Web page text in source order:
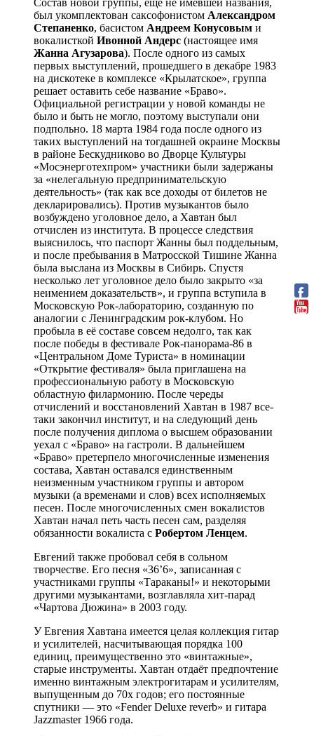
был укомплектован саксофонистом Александром
Степаненко, басистом Андреем Конусовым и
вокалисткой Ивонной Андерс (настоящее имя
Жанна Агузарова). После одного из самых
первых выступлений, прошедшего в декабре 1983
на дискотеке в комплексе «Крылатское», группа
решает оставить себе название «Браво».
Официальной регистрации у новой команды не
было и быть не могло, поэтому выступали они
подпольно. 18 марта 1984 года после одного из
таких выступлений на тогдашней окраине Москвы
в районе Бескудниково во Дворце Культуры
«Мосэнерготехпром» участники были задержаны
за «нелегальную предпринимательскую
деятельность» (так как все доходы от билетов не
декларировались). Против музыкантов было
возбуждено уголовное дело, а Хавтан был
отчислен из института. В процессе следствия
выяснилось, что паспорт Жанны был поддельным,
и после пребывания в Матросской Тишине Жанна
была выслана из Москвы в Сибирь. Спустя
несколько лет уголовное дело было закрыто «за
неимением доказательств», и группа вступила в
Московскую Рок-лабораторию, созданную по
аналогии с Ленинградским рок-клубом. Но
пробыла в её составе совсем недолго, так как
после победы в фестивале Рок-панорама-86 в
«Центральном Доме Туриста» в номинации
«Открытие фестиваля» была приглашена на
профессиональную работу в Московскую
областную филармонию. После череды
отчислений и восстановлений Хавтан в 1987 все-
таки закончил институт, и на следующий день
после получения диплома о высшем образовании
уехал с «Браво» на гастроли. В дальнейшем
«Браво» претерпело многочисленные изменения
состава, Хавтан оставался единственным
неизменным участником группы и автором
музыки (а временами и слов) всех исполняемых
песен. После многочисленных смен вокалистов
Хавтан начал петь часть песен сам, разделяя
обязанности вокалиста с Робертом Ленцем.
Евгений также пробовал себя в сольном
творчестве. Его песня «36’6», записанная с
участниками группы «Тараканы!» и некоторыми
другими музыкантами, возглавляла хит-парад
«Чартова Дюжина» в 2003 году.
У Евгения Хавтана имеется целая коллекция гитар
и усилителей, насчитывающая порядка 100
единиц, преимущественно это «винтажные»,
старые инструменты. Хавтан отдаёт предпочтение
именно винтажным электрогитарам и усилителям,
выпущенным до 70х годов; его постоянные
спутники — это «Fender Deluxe reverb» и гитара
Jazzmaster 1966 года.